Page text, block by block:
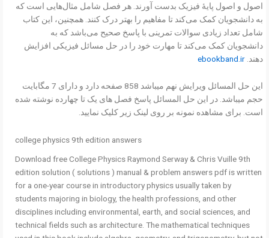
اصول و اصول پایهٔ فیزیک بدست آورند. هر فصل شامل مثال‌هایی است که
به دانشجویان کمک می‌کند تا مفاهیم را بهتر درک کنند. همچنین، این کتاب
شامل تعداد زیادی سوالات تمرینی با پاسخ صحیح می‌باشد که به
دانشجویان کمک می‌کند تا مهارت خود را در حل مسائل فیزیکی افزایش
دهند. ebookband.ir
این حل المسائل ویرایش نهم میباشد 858 صفحه دارد و دارای 7 مگابایت
حجم میباشد. در این حل المسائل پاسخ فصل های یک تا چهارده نوشته شده
است. برای مشاهده نمونه بر روی لینک زیر کلیک نمایید.
college physics 9th edition answers
Download free College Physics Raymond Serway & Chris Vuille 9th
edition solution ( solutions ) manual & problem answers pdf is written
for a one-year course in introductory physics usually taken by
students majoring in biology, the health professions, and other
disciplines including environmental, earth, and social sciences, and
technical fields such as architecture. The mathematical techniques